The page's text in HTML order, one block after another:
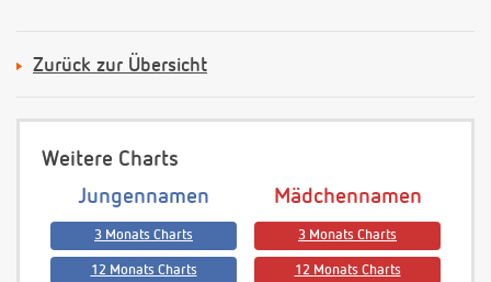
Zurück zur Übersicht
Weitere Charts
Jungennamen
3 Monats Charts
12 Monats Charts
Mädchennamen
3 Monats Charts
12 Monats Charts